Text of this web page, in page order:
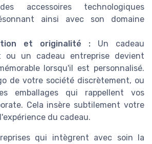
accessoires technologiques
ainsi avec son domaine
et originalité : Un cadeau
ou un cadeau entreprise devient
lorsqu'il est personnalisé.
de votre société discrètement, ou
emballages qui rappellent vos
Cela insère subtilement votre
du cadeau.
qui intègrent avec soin la